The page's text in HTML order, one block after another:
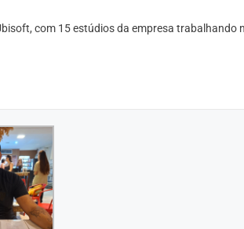
com 15 estúdios da empresa